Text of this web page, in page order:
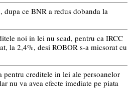
dupa ce BNR a redus dobanda la
noi in lei nu scad, pentru ca IRCC
la 2,4%, desi ROBOR s-a micsorat cu
pentru creditele in lei ale persoanelor
nu va avea efecte imediate pe piata